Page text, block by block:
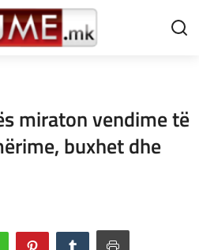
miraton vendime të
buxhet dhe